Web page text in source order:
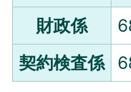
財政係
契約検査係